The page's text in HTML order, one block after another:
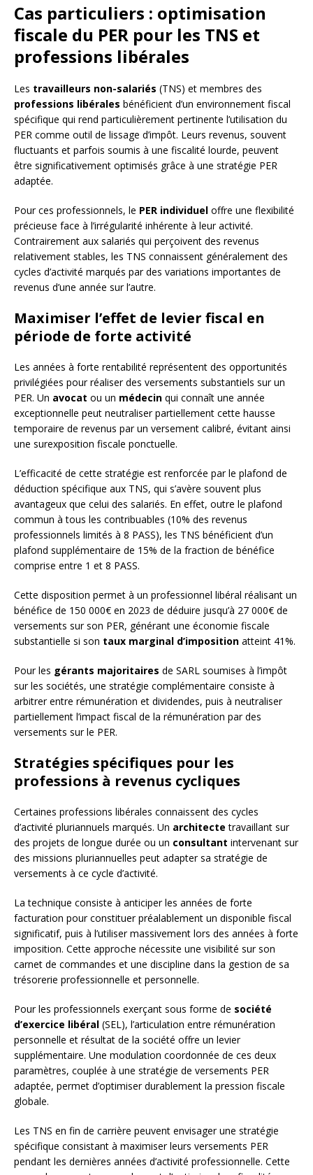
Cas particuliers : optimisation
fiscale du PER pour les TNS et
professions libérales
Les travailleurs non-salariés (TNS) et membres des
professions libérales bénéficient d’un environnement fiscal
spécifique qui rend particulièrement pertinente l’utilisation du
PER comme outil de lissage d’impôt. Leurs revenus, souvent
fluctuants et parfois soumis à une fiscalité lourde, peuvent
être significativement optimisés grâce à une stratégie PER
adaptée.
Pour ces professionnels, le PER individuel offre une flexibilité
précieuse face à l’irrégularité inhérente à leur activité.
Contrairement aux salariés qui perçoivent des revenus
relativement stables, les TNS connaissent généralement des
cycles d’activité marqués par des variations importantes de
revenus d’une année sur l’autre.
Maximiser l’effet de levier fiscal en
période de forte activité
Les années à forte rentabilité représentent des opportunités
privilégiées pour réaliser des versements substantiels sur un
PER. Un avocat ou un médecin qui connaît une année
exceptionnelle peut neutraliser partiellement cette hausse
temporaire de revenus par un versement calibré, évitant ainsi
une surexposition fiscale ponctuelle.
L’efficacité de cette stratégie est renforcée par le plafond de
déduction spécifique aux TNS, qui s’avère souvent plus
avantageux que celui des salariés. En effet, outre le plafond
commun à tous les contribuables (10% des revenus
professionnels limités à 8 PASS), les TNS bénéficient d’un
plafond supplémentaire de 15% de la fraction de bénéfice
comprise entre 1 et 8 PASS.
Cette disposition permet à un professionnel libéral réalisant un
bénéfice de 150 000€ en 2023 de déduire jusqu’à 27 000€ de
versements sur son PER, générant une économie fiscale
substantielle si son taux marginal d’imposition atteint 41%.
Pour les gérants majoritaires de SARL soumises à l’impôt
sur les sociétés, une stratégie complémentaire consiste à
arbitrer entre rémunération et dividendes, puis à neutraliser
partiellement l’impact fiscal de la rémunération par des
versements sur le PER.
Stratégies spécifiques pour les
professions à revenus cycliques
Certaines professions libérales connaissent des cycles
d’activité pluriannuels marqués. Un architecte travaillant sur
des projets de longue durée ou un consultant intervenant sur
des missions pluriannuelles peut adapter sa stratégie de
versements à ce cycle d’activité.
La technique consiste à anticiper les années de forte
facturation pour constituer préalablement un disponible fiscal
significatif, puis à l’utiliser massivement lors des années à forte
imposition. Cette approche nécessite une visibilité sur son
carnet de commandes et une discipline dans la gestion de sa
trésorerie professionnelle et personnelle.
Pour les professionnels exerçant sous forme de société
d’exercice libéral (SEL), l’articulation entre rémunération
personnelle et résultat de la société offre un levier
supplémentaire. Une modulation coordonnée de ces deux
paramètres, couplée à une stratégie de versements PER
adaptée, permet d’optimiser durablement la pression fiscale
globale.
Les TNS en fin de carrière peuvent envisager une stratégie
spécifique consistant à maximiser leurs versements PER
pendant les dernières années d’activité professionnelle. Cette